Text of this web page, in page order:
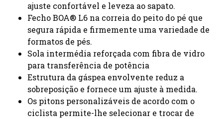
ajuste confortável e leveza ao sapato.
Fecho BOA® L6 na correia do peito do pé que
segura rápida e firmemente uma variedade de
formatos de pés.
Sola intermédia reforçada com fibra de vidro
para transferência de potência
Estrutura da gáspea envolvente reduz a
sobreposição e fornece um ajuste à medida.
Os pitons personalizáveis de acordo com o
ciclista permite-lhe selecionar e trocar de